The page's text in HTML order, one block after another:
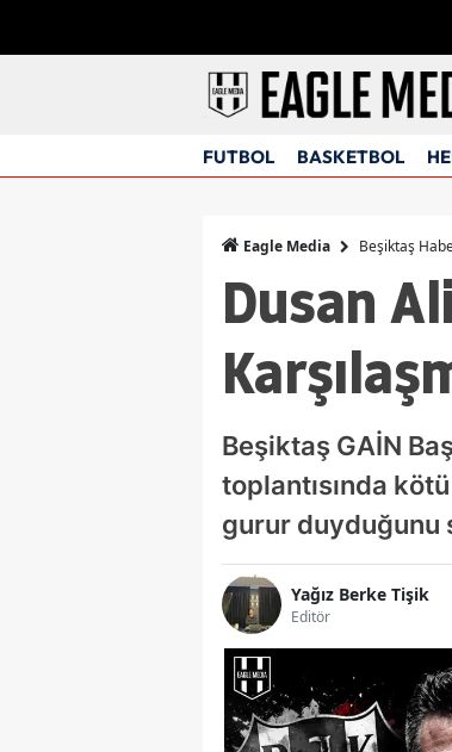
FUTBOL BASKETBOL
Eagle Media Beşiktaş
Dusan
Beşiktaş GAİN
toplantısında
gurur duyduğunu
Yağız Berke Tişik
Editör